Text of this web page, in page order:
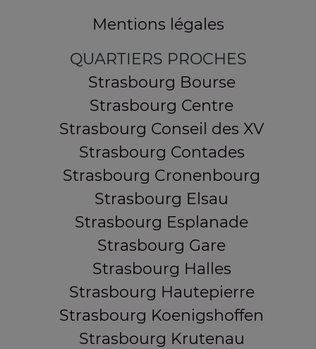
Mentions légales
QUARTIERS PROCHES
Strasbourg Bourse
Strasbourg Centre
Strasbourg Conseil des XV
Strasbourg Contades
Strasbourg Cronenbourg
Strasbourg Elsau
Strasbourg Esplanade
Strasbourg Gare
Strasbourg Halles
Strasbourg Hautepierre
Strasbourg Koenigshoffen
Strasbourg Krutenau